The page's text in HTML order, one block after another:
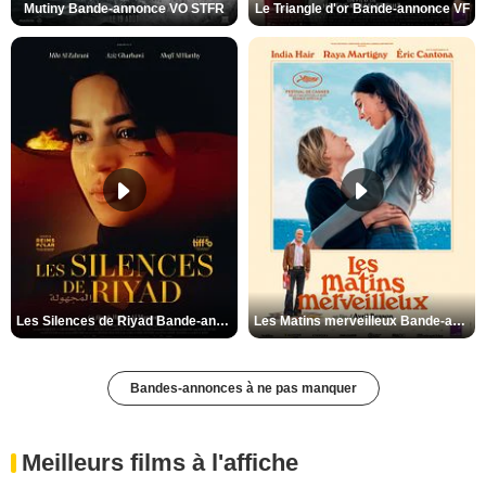
Mutiny Bande-annonce VO STFR Le Triangle d'or Bande-annonce VF
Les Silences de Riyad Bande-annonce VO STFR Les Matins merveilleux Bande-annonce VF
Bandes-annonces à ne pas manquer
Meilleurs films à l'affiche